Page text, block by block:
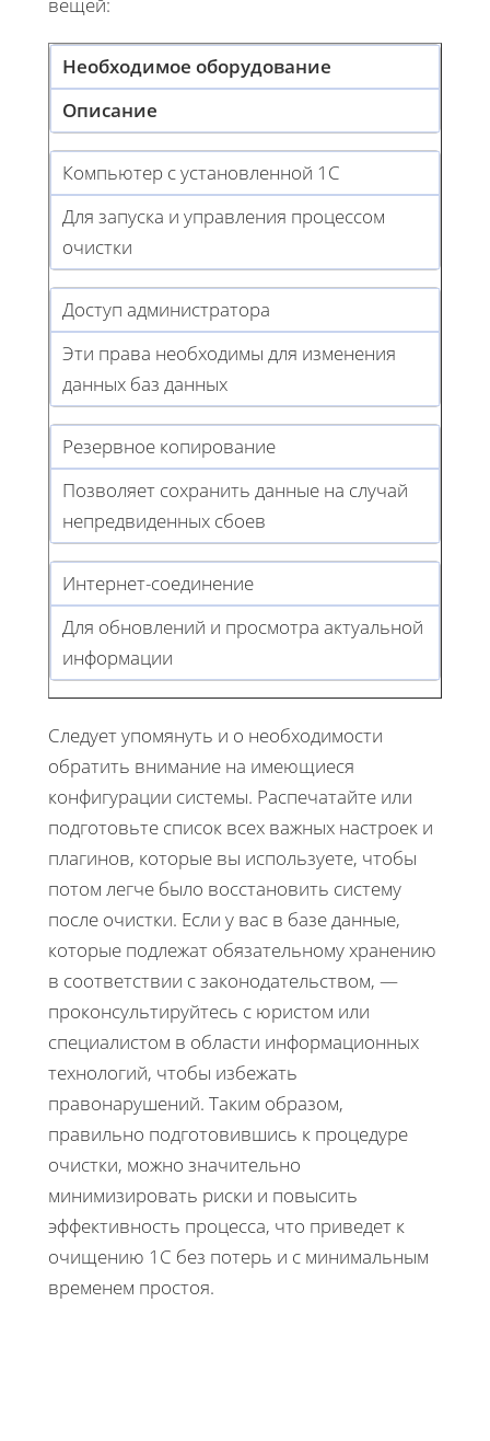
Необходимое оборудование
Описание
Компьютер с установленной 1С
Для запуска и управления процессом
очистки
Доступ администратора
Эти права необходимы для изменения
данных баз данных
Резервное копирование
Позволяет сохранить данные на случай
непредвиденных сбоев
Интернет-соединение
Для обновлений и просмотра актуальной
информации
Следует упомянуть и о необходимости
обратить внимание на имеющиеся
конфигурации системы. Распечатайте или
подготовьте список всех важных настроек и
плагинов, которые вы используете, чтобы
потом легче было восстановить систему
после очистки. Если у вас в базе данные,
которые подлежат обязательному хранению
в соответствии с законодательством, —
проконсультируйтесь с юристом или
специалистом в области информационных
технологий, чтобы избежать
правонарушений. Таким образом,
правильно подготовившись к процедуре
очистки, можно значительно
минимизировать риски и повысить
эффективность процесса, что приведет к
очищению 1С без потерь и с минимальным
временем простоя.